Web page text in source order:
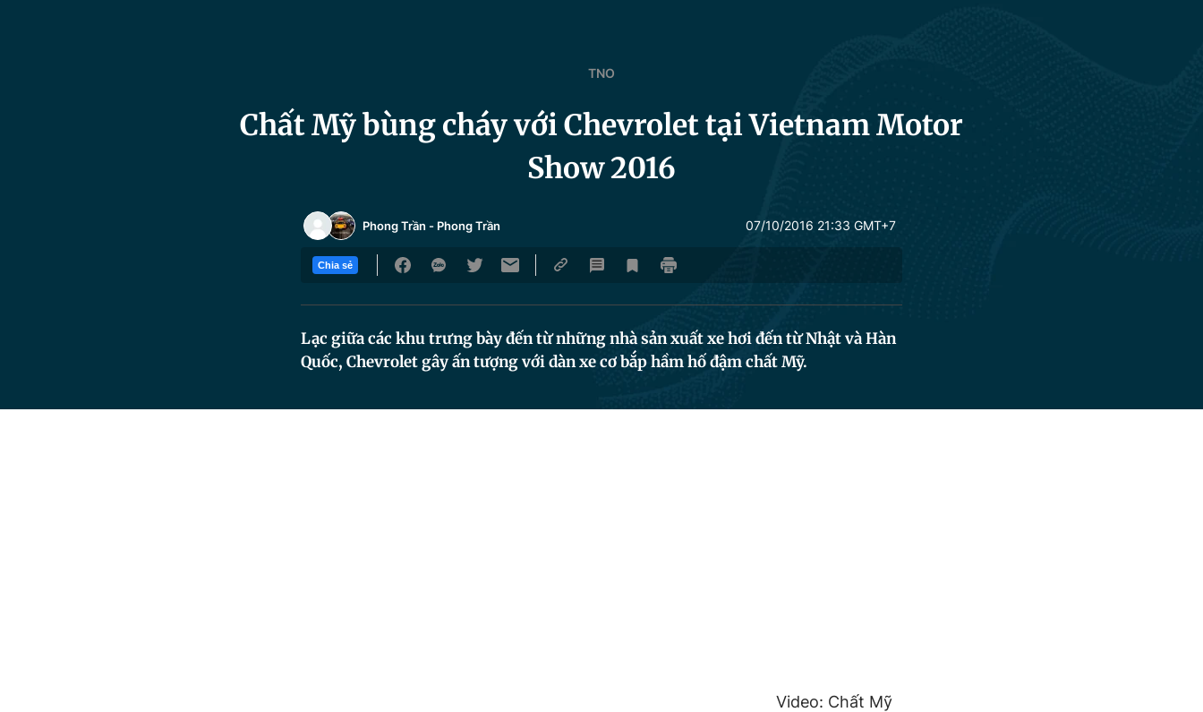
TNO
Chất Mỹ bùng cháy với Chevrolet tại Vietnam Motor
Show 2016
Phong Trần - Phong Trần 07/10/2016 21:33 GMT+7
Chia sẻ
Lạc giữa các khu trưng bày đến từ những nhà sản xuất xe hơi đến từ Nhật và Hàn
Quốc, Chevrolet gây ấn tượng với dàn xe cơ bắp hầm hố đậm chất Mỹ.
Video: Chất Mỹ